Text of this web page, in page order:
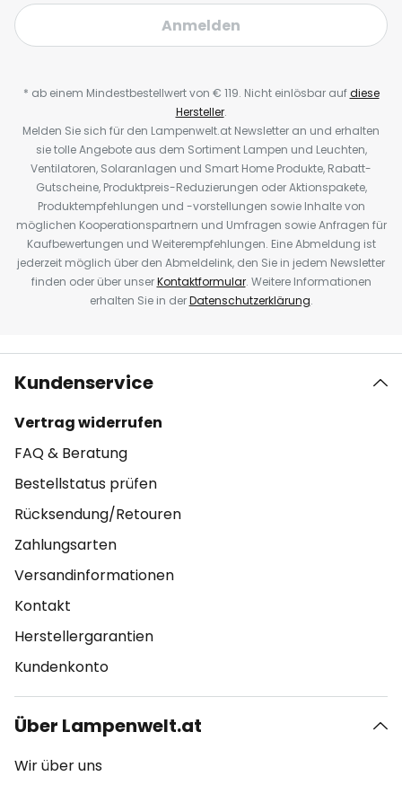
Anmelden
* ab einem Mindestbestellwert von € 119. Nicht einlösbar aufdiese
Hersteller.
Melden Sie sich für den Lampenwelt.at Newsletter an und erhalten
sie tolle Angebote aus dem Sortiment Lampen und Leuchten,
Ventilatoren, Solaranlagen und Smart Home Produkte, Rabatt-
Gutscheine, Produktpreis-Reduzierungen oder Aktionspakete,
Produktempfehlungen und -vorstellungen sowie Inhalte von
möglichen Kooperationspartnern und Umfragen sowie Anfragen für
Kaufbewertungen und Weiterempfehlungen. Eine Abmeldung ist
jederzeit möglich über den Abmeldelink, den Sie in jedem Newsletter
finden oder über unserKontaktformular. Weitere Informationen
erhalten Sie in derDatenschutzerklärung.
Kundenservice
Vertrag widerrufen
FAQ & Beratung
Bestellstatus prüfen
Rücksendung/Retouren
Zahlungsarten
Versandinformationen
Kontakt
Herstellergarantien
Kundenkonto
Über Lampenwelt.at
Wir über uns